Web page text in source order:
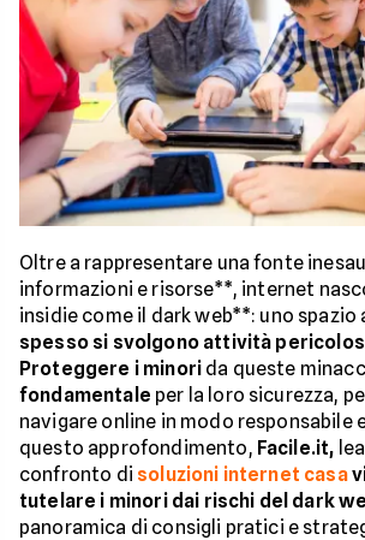
Oltre a rappresentare una fonte
informazioni e risorse**, internet
insidie come il dark web**: uno spazio
spesso si svolgono attività
Proteggere i minori da queste
fondamentale per la loro sicurezza,
navigare online in modo responsabile
questo approfondimento, Facile.it,
confronto di soluzioni internet casa
tutelare i minori dai rischi del dark
panoramica di consigli pratici e